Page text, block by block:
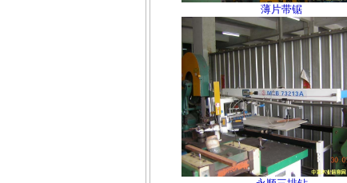
薄片带锯